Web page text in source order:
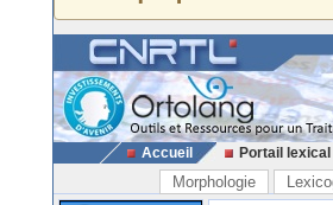
Accueil Portail lexical
Morphologie